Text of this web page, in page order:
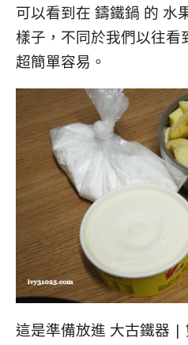
可以看到在 鑄鐵鍋 的 水
樣子，不同於我們以往看
超簡單容易。
這是準備放進 大古鐵器